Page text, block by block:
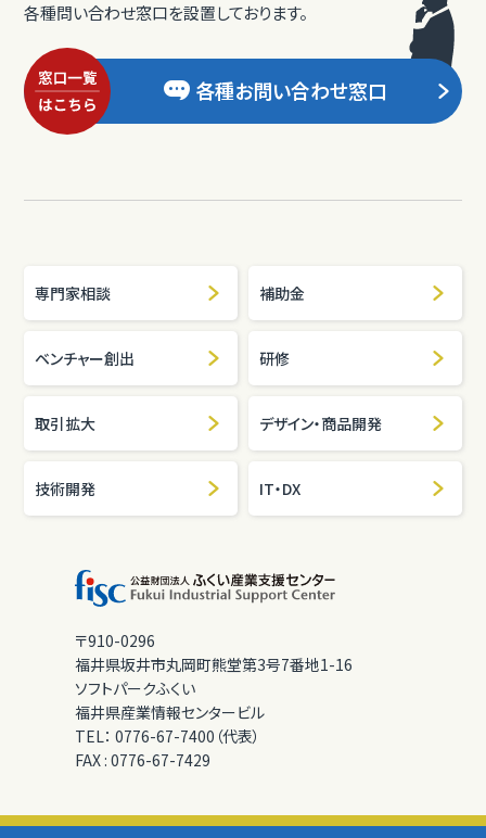
各種問い合わせ窓口を設置しております。
各種お問い合わせ窓口
専門家相談 補助金
ベンチャー創出 研修
取引拡大 デザイン・商品開発
技術開発 IT・DX
〒910-0296
福井県坂井市丸岡町熊堂第3号7番地1-16
ソフトパークふくい
福井県産業情報センタービル
TEL： 0776-67-7400（代表）
FAX : 0776-67-7429